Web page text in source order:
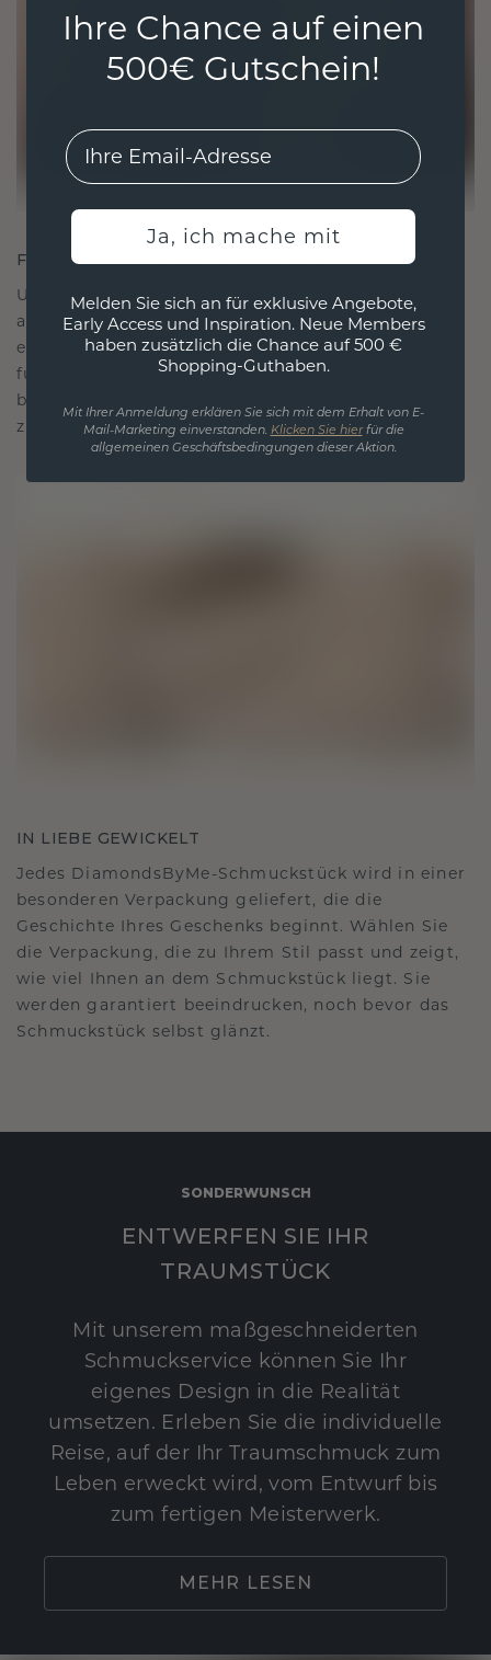
FÜR VERBINDUNGEN GESCHAFFEN
Unsere Designphilosophie ist auf Verbindung
ausgelegt, wobei jedes Stück so gestaltet ist, dass
es die Zeit überdauert. Es wird zu Ihrem Symbol
für Liebe und wertvolle Momente, das dazu
bestimmt ist, für immer getragen und geschätzt
zu werden.
IN LIEBE GEWICKELT
Jedes DiamondsByMe-Schmuckstück wird in einer
besonderen Verpackung geliefert, die die
Geschichte Ihres Geschenks beginnt. Wählen Sie
die Verpackung, die zu Ihrem Stil passt und zeigt,
wie viel Ihnen an dem Schmuckstück liegt. Sie
werden garantiert beeindrucken, noch bevor das
Schmuckstück selbst glänzt.
SONDERWUNSCH
ENTWERFEN SIE IHR
TRAUMSTÜCK
Mit unserem maßgeschneiderten
Schmuckservice können Sie Ihr
eigenes Design in die Realität
umsetzen. Erleben Sie die individuelle
Reise, auf der Ihr Traumschmuck zum
Leben erweckt wird, vom Entwurf bis
zum fertigen Meisterwerk.
MEHR LESEN
Ihre Chance auf einen
500€ Gutschein!
EMail
Ja, ich mache mit
Melden Sie sich an für exklusive Angebote,
Early Access und Inspiration. Neue Members
haben zusätzlich die Chance auf 500 €
Shopping-Guthaben.
Mit Ihrer Anmeldung erklären Sie sich mit dem Erhalt von E-
Mail-Marketing einverstanden. Klicken Sie hierfür die
allgemeinen Geschäftsbedingungen dieser Aktion.